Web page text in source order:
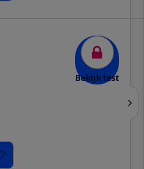
Bekijk test